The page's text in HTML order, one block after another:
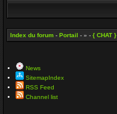
Index du forum - Portail - » - { CHAT }
News
SitemapIndex
RSS Feed
Channel list